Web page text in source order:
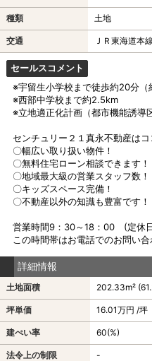
種類 土地
交通 ＪＲ東海道本
セールスコメント
※宇留生小学校まで徒歩約20分（
※西部中学校まで約2.5km
※立地適正化計画（都市機能誘導
センチュリー２１真永不動産は
〇幅広い取り扱い物件！
〇無料住宅ローン相談できます！
〇地域最大級の営業スタッフ数！
〇キッズスペース完備！
〇不動産以外の知識も豊富です！
営業時間9：30～18：00 (定休
この時間帯はお電話でのお問い
詳細情報
土地面積 202.33m²
坪単価 16.01万円 /坪
建ぺい率 60(%)
法令上の制限 -